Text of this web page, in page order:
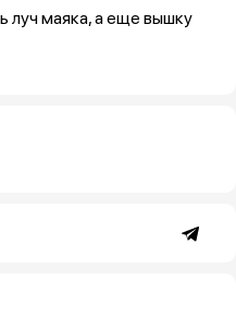
луч маяка, а еще вышку